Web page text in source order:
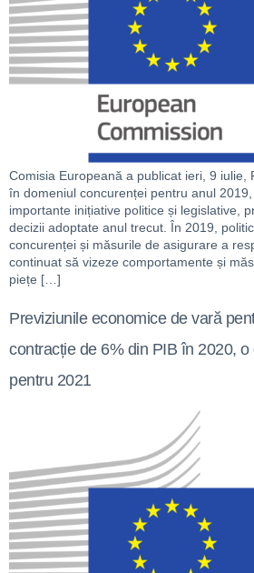
Comisia Europeană a publicat ieri, 9 iulie,
în domeniul concurenței pentru anul
importante inițiative politice și legislative,
decizii adoptate anul trecut. În 2019,
concurenței și măsurile de asigurare a
continuat să vizeze comportamente și
piețe […]
Previziunile economice de vară
contracție de 6% din PIB în 2020,
pentru 2021